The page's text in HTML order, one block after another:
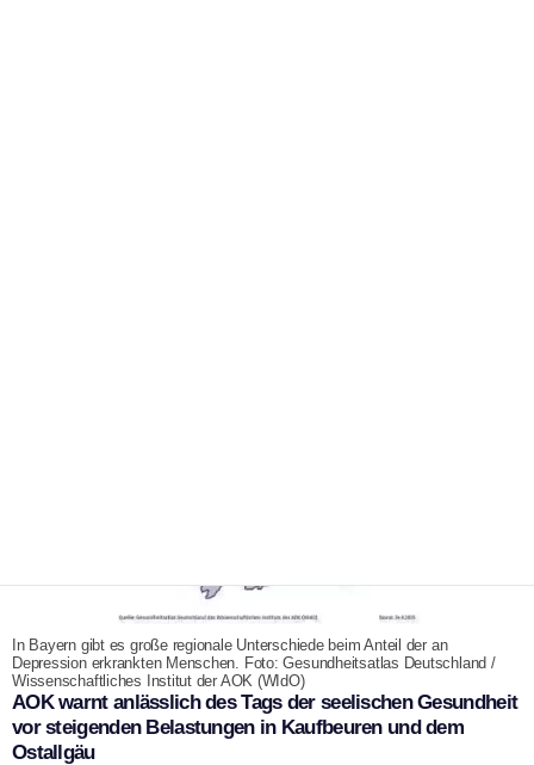
In Bayern gibt es große regionale Unterschiede beim Anteil der an
Depression erkrankten Menschen. Foto: Gesundheitsatlas Deutschland /
Wissenschaftliches Institut der AOK (WIdO)
AOK warnt anlässlich des Tags der seelischen Gesundheit
vor steigenden Belastungen in Kaufbeuren und dem
Ostallgäu